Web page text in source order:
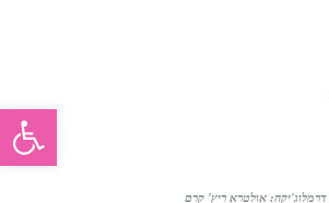
דרמלוג'יקה: אולטרא ריץ' קרם
פתח